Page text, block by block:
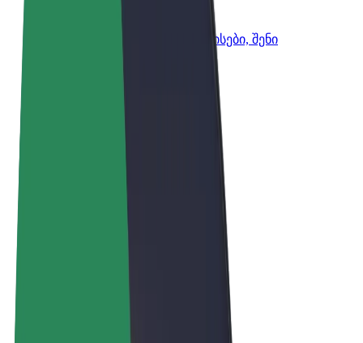
Bolt ბიზნესისთვის
Bolt-ის პროდუქტები და სერვისები, შენი